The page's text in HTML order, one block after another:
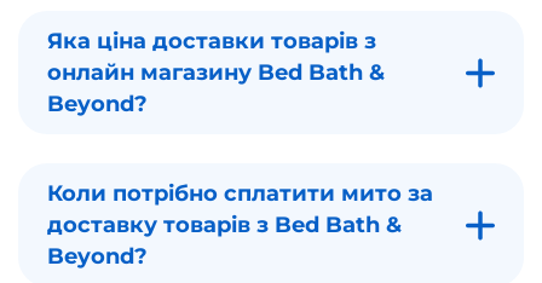
Яка ціна доставки товарів з
онлайн магазину Bed Bath &
Beyond?
Коли потрібно сплатити мито за
доставку товарів з Bed Bath &
Beyond?